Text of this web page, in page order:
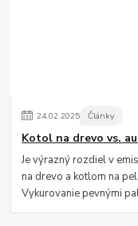
24.02.2025 Články
Kotol na drevo vs.
Je výrazný rozdiel v
na drevo a kotlom na
Vykurovanie pevnými